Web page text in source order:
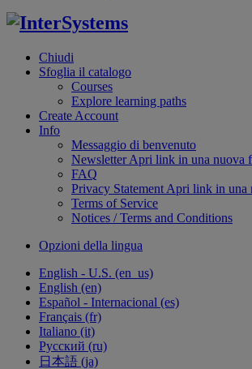
Chiudi
Sfoglia il catalogo
Courses
Explore learning paths
Create Account
Info
Messaggio di benvenuto
NewsletterApri link in una nuova
FAQ
Privacy Statement Apri link in una
Terms of Service
Notices / Terms and Conditions
Opzioni della lingua
English - U.S. ‎(en_us)‎
English ‎(en)‎
Español - Internacional ‎(es)‎
Français ‎(fr)‎
Italiano ‎(it)‎
Русский ‎(ru)‎
日本語 ‎(ja)‎